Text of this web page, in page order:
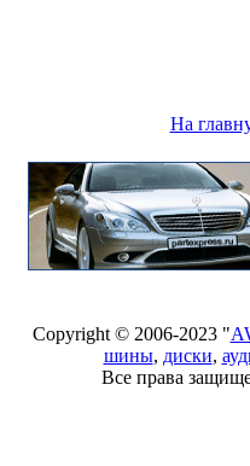
На
Copyright © 2006-2023 "
шины, диски,
Все права